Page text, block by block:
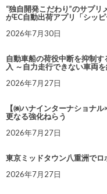
“独自開発こだわり”のサプリ
がEC自動出荷アプリ「シッ
2026年7月30日
自動車船の荷役中断を抑制
入 ～自力走行できない車両
2026年7月27日
【㈱ハナインターナショナ
更なる強化ねらう
2026年7月27日
東京ミッドタウン八重洲で
2026年7月27日